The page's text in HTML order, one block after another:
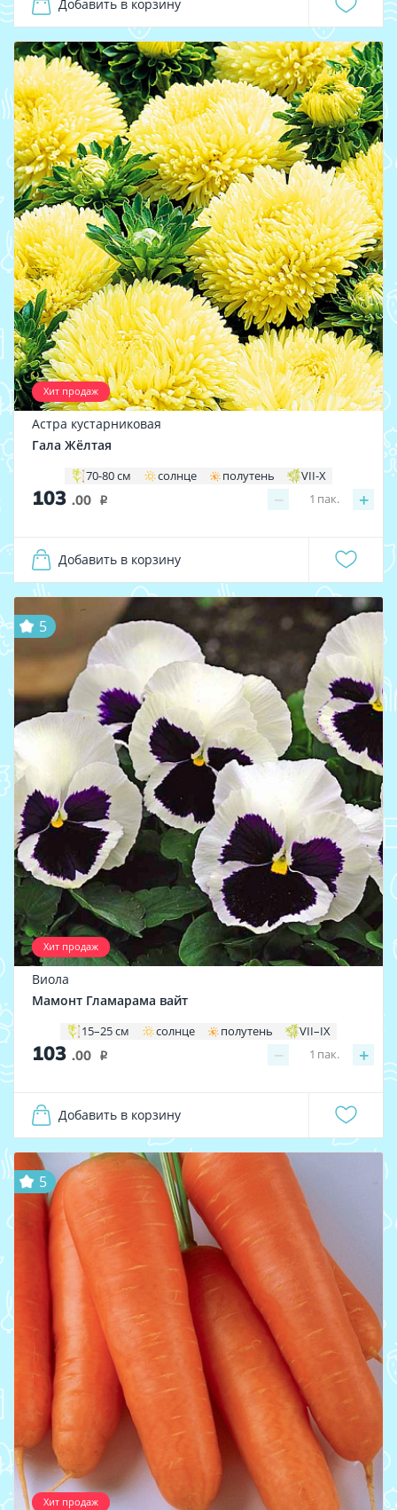
Добавить в корзину
Хит продаж
Астра кустарниковая
Гала Жёлтая
70-80 см солнце полутень VII-X
103 .00 i − +
1 пак.
Добавить в корзину
Хит продаж
5
Виола
Мамонт Гламарама вайт
15–25 см солнце полутень VII–IX
103 .00 i − +
1 пак.
Добавить в корзину
Хит продаж
5